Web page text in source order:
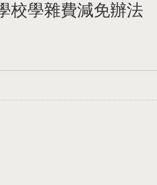
校學雜費減免辦法